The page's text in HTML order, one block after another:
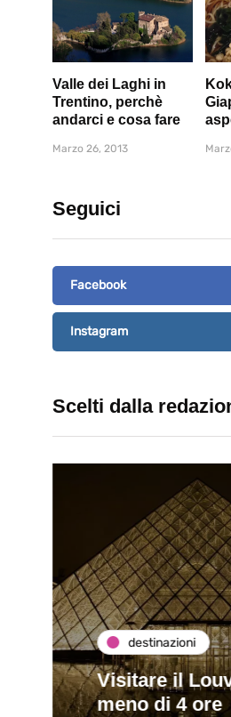
Valle dei Laghi in
Trentino, perchè
andarci e cosa fare
Marzo 26, 2013
Seguici
Facebook
Instagram
Scelti dalla
destinazioni
Visitare il
meno di 4 ore